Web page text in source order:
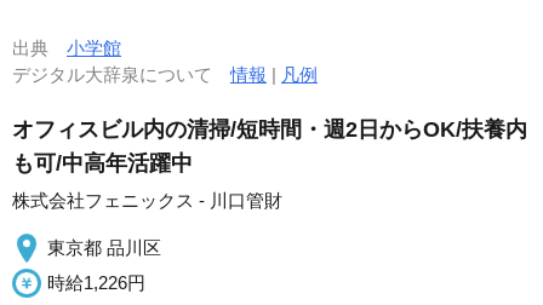
出典 小学館
デジタル大辞泉について情報 | 凡例
オフィスビル内の清掃/短時間・週2日からOK/扶養内
も可/中高年活躍中
株式会社フェニックス - 川口管財
東京都 品川区
時給1,226円